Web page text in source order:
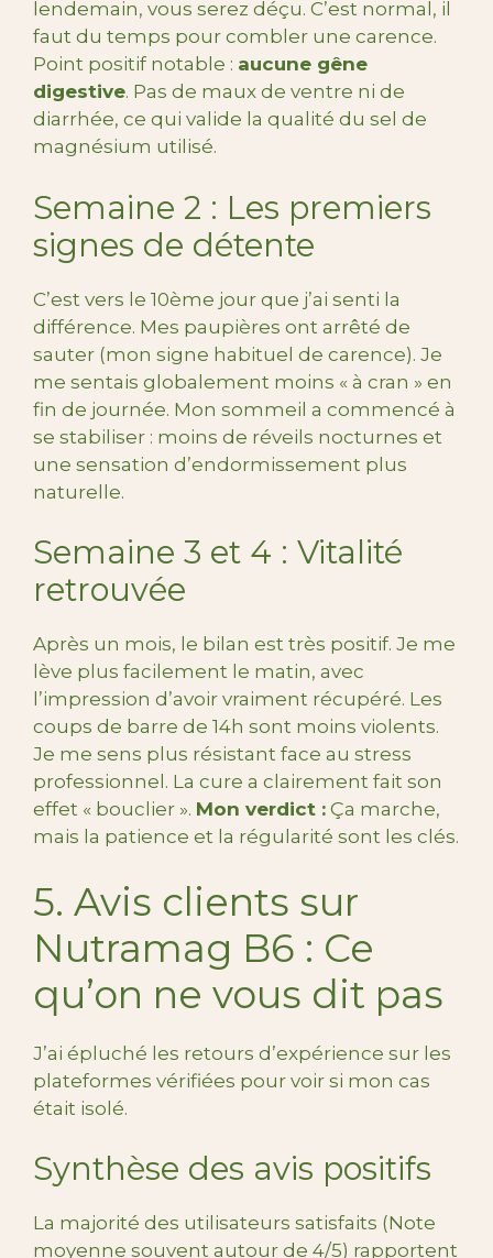
lendemain, vous serez déçu. C’est normal, il
faut du temps pour combler une carence.
Point positif notable : aucune gêne
digestive. Pas de maux de ventre ni de
diarrhée, ce qui valide la qualité du sel de
magnésium utilisé.
Semaine 2 : Les premiers
signes de détente
C’est vers le 10ème jour que j’ai senti la
différence. Mes paupières ont arrêté de
sauter (mon signe habituel de carence). Je
me sentais globalement moins « à cran » en
fin de journée. Mon sommeil a commencé à
se stabiliser : moins de réveils nocturnes et
une sensation d’endormissement plus
naturelle.
Semaine 3 et 4 : Vitalité
retrouvée
Après un mois, le bilan est très positif. Je me
lève plus facilement le matin, avec
l’impression d’avoir vraiment récupéré. Les
coups de barre de 14h sont moins violents.
Je me sens plus résistant face au stress
professionnel. La cure a clairement fait son
effet « bouclier ». Mon verdict : Ça marche,
mais la patience et la régularité sont les clés.
5. Avis clients sur
Nutramag B6 : Ce
qu’on ne vous dit pas
J’ai épluché les retours d’expérience sur les
plateformes vérifiées pour voir si mon cas
était isolé.
Synthèse des avis positifs
La majorité des utilisateurs satisfaits (Note
moyenne souvent autour de 4/5) rapportent